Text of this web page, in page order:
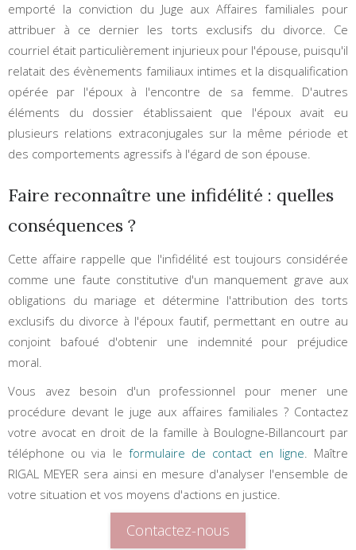
emporté la conviction du Juge aux Affaires familiales pour
attribuer à ce dernier les torts exclusifs du divorce. Ce
courriel était particulièrement injurieux pour l'épouse, puisqu'il
relatait des évènements familiaux intimes et la disqualification
opérée par l'époux à l'encontre de sa femme. D'autres
éléments du dossier établissaient que l'époux avait eu
plusieurs relations extraconjugales sur la même période et
des comportements agressifs à l'égard de son épouse.
Faire reconnaître une infidélité : quelles
conséquences ?
Cette affaire rappelle que l'infidélité est toujours considérée
comme une faute constitutive d'un manquement grave aux
obligations du mariage et détermine l'attribution des torts
exclusifs du divorce à l'époux fautif, permettant en outre au
conjoint bafoué d'obtenir une indemnité pour préjudice
moral.
Vous avez besoin d'un professionnel pour mener une
procédure devant le juge aux affaires familiales ? Contactez
votre avocat en droit de la famille à Boulogne-Billancourt par
téléphone ou via le formulaire de contact en ligne. Maître
RIGAL MEYER sera ainsi en mesure d'analyser l'ensemble de
votre situation et vos moyens d'actions en justice.
Contactez-nous